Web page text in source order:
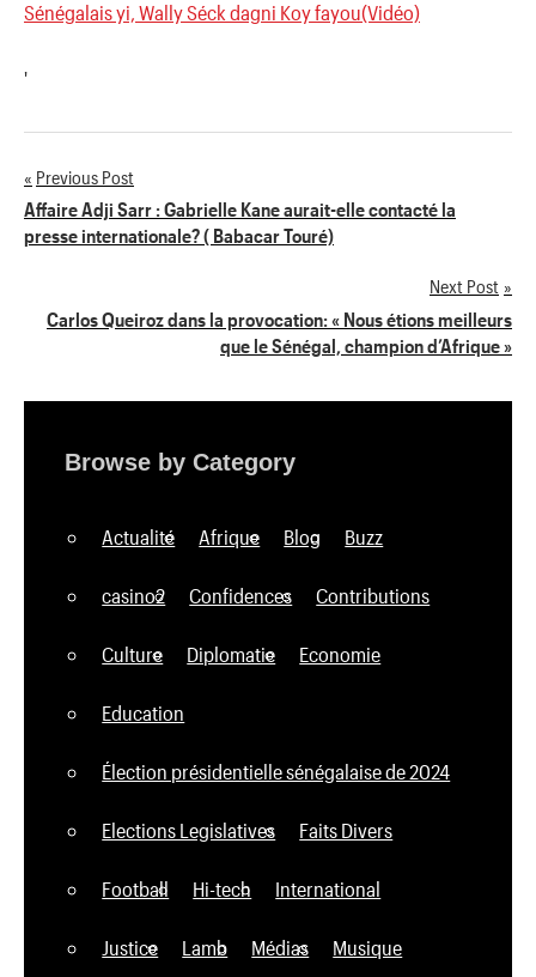
Sénégalais yi, Wally Séck dagni Koy fayou(Vidéo)
'
Navigation
de
Previous Post
Affaire Adji Sarr : Gabrielle Kane aurait-elle contacté la
presse internationale? ( Babacar Touré)
Next Post
Carlos Queiroz dans la provocation: « Nous étions meilleurs
que le Sénégal, champion d’Afrique »
Browse by Category
Actualité Afrique Blog Buzz
casino2 Confidences Contributions
Culture Diplomatie Economie
Education
Élection présidentielle sénégalaise de 2024
Elections Legislatives Faits Divers
Football Hi-tech International
Justice Lamb Médias Musique